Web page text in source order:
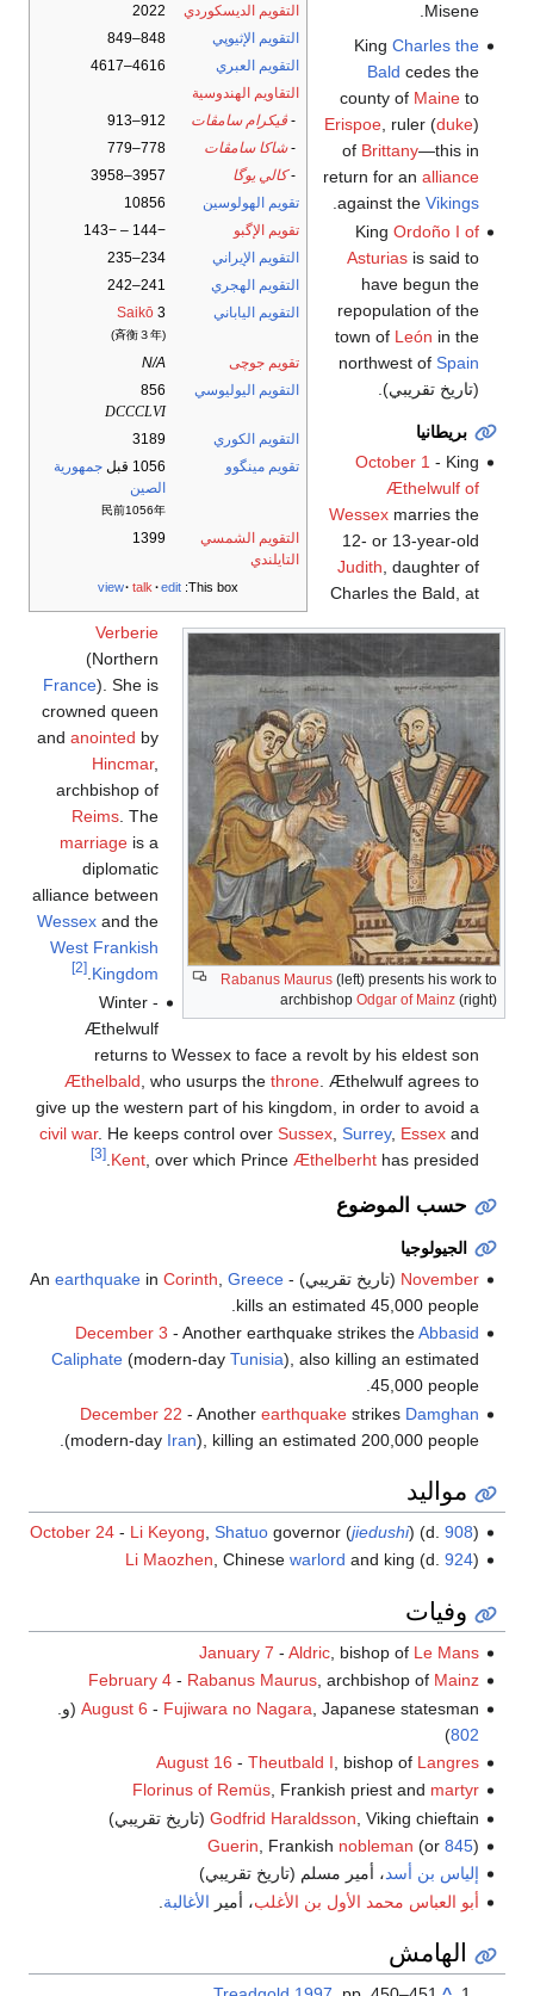
التقويم الديسكوردي
2022
التقويم الإثيوپي
848–849
التقويم العبري
4616–4617
التقاويم الهندوسية
- ڤيكرام سامڤات
912–913
-شاكا سامڤات
778–779
-كالي يوگا
3957–3958
تقويم الهولوسين
10856
تقويم الإگبو
−144 – −143
التقويم الإيراني
234–235
التقويم الهجري
241–242
التقويم الياباني
Saikō 3
(斉衡３年)
تقويم جوچى
N/A
التقويم اليوليوسي
856
DCCCLVI
التقويم الكوري
3189
تقويم مينگوو
1056 قبل
جمهورية
الصين
民前1056年
التقويم الشمسي
التايلندي
1399
This box:
view talk edit
Rabanus Maurus (left) presents his work to
archbishop Odgar of Mainz (right)
Misene.
King Charles the
Bald cedes the
county of Maineto
Erispoe, ruler (duke)
of Brittany—this in
return for an alliance
against the Vikings
King Ordoño I of
Asturiasis said to
have begun the
repopulation of the
town of León in the
northwest of Spain
(تاريخ تقريبي).
بريطانيا
October 1 - King
Æthelwulf of
Wessexmarries the
12- or 13-year-old
Judith , daughter of
Charles the Bald, at
Verberie
(Northern
France). She is
crowned queen
andanointed by
Hincmar,
archbishop of
Reims. The
marriage is a
diplomatic
alliance between
Wessex and the
West Frankish
Kingdom
.
[2]
Winter -
Æthelwulf
returns to Wessex to face a revolt by his eldest son
Æthelbald , who usurps the throne. Æthelwulf agrees to
give up the western part of his kingdom, in order to avoid a
civil war. He keeps control over Sussex, Surrey, Essexand
Kent, over which Prince Æthelberhthas presided.
[3]
حسب الموضوع
الجيولوجيا
November (تاريخ تقريبي) - An earthquakein Corinth Greece
kills an estimated 45,000 people.
December 3 - Another earthquake strikes theAbbasid
Caliphate(modern-day Tunisia), also killing an estimated
45,000 people.
December 22 - Another earthquakestrikes Damghan
(modern-day Iran), killing an estimated 200,000 people.
مواليد
October 24- Li Keyong Shatuogovernor (jiedushi) (d. 908)
Li Maozhen, Chinese warlord and king (d. 924)
وفيات
January 7 - Aldric, bishop of Le Mans
February 4- Rabanus Maurus, archbishop of Mainz
August 6 - Fujiwara no Nagara , Japanese statesman (و.
802
)
August 16 - Theutbald I , bishop of Langres
Florinus of Remüs, Frankish priest and martyr
Godfrid Haraldsson , Viking chieftain (تاريخ تقريبي)
Guerin , Frankish nobleman (or 845)
إلياس بن أسد، أمير مسلم (تاريخ تقريبي)
أبو العباس محمد الأول بن الأغلب، أمير الأغالبة
الهامش